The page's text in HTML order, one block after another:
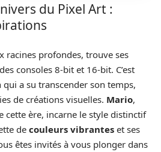
du Pixel Art :
racines profondes, trouve ses
consoles 8-bit et 16-bit. C’est
qui a su transcender son temps,
de créations visuelles. Mario,
cette ère, incarne le style distinctif
de couleurs vibrantes et ses
êtes invités à vous plonger dans